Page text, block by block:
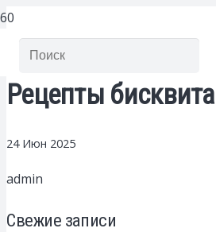
Рецепты
24 Июн 2025
admin
Свежие записи